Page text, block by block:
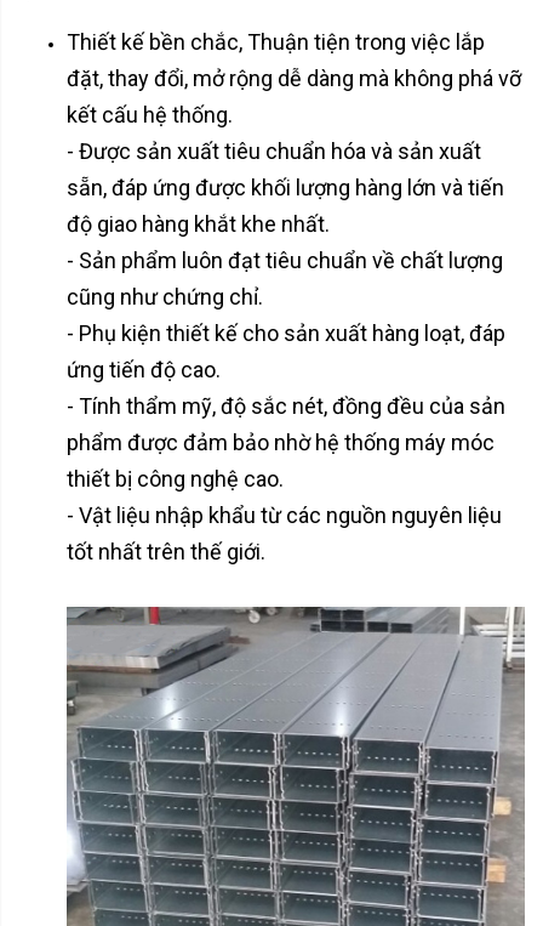
Thiết kế bền chắc, Thuận tiện trong việc lắp
đặt, thay đổi, mở rộng dễ dàng mà không phá vỡ
kết cấu hệ thống.
- Được sản xuất tiêu chuẩn hóa và sản xuất
sẵn, đáp ứng được khối lượng hàng lớn và tiến
độ giao hàng khắt khe nhất.
- Sản phẩm luôn đạt tiêu chuẩn về chất lượng
cũng như chứng chỉ.
- Phụ kiện thiết kế cho sản xuất hàng loạt, đáp
ứng tiến độ cao.
- Tính thẩm mỹ, độ sắc nét, đồng đều của sản
phẩm được đảm bảo nhờ hệ thống máy móc
thiết bị công nghệ cao.
- Vật liệu nhập khẩu từ các nguồn nguyên liệu
tốt nhất trên thế giới.